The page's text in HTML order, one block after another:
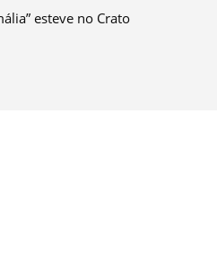
esteve no Crato